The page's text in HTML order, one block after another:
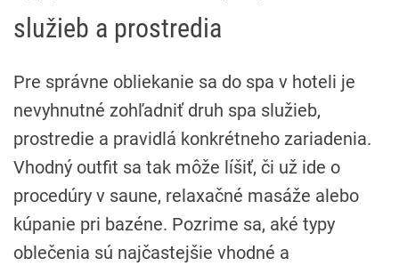
služieb a prostredia
Pre správne obliekanie sa do spa v hoteli je
nevyhnutné zohľadniť druh spa služieb,
prostredie a pravidlá konkrétneho zariadenia.
Vhodný outfit sa tak môže líšiť, či už ide o
procedúry v saune, relaxačné masáže alebo
kúpanie pri bazéne. Pozrime sa, aké typy
oblečenia sú najčastejšie vhodné a